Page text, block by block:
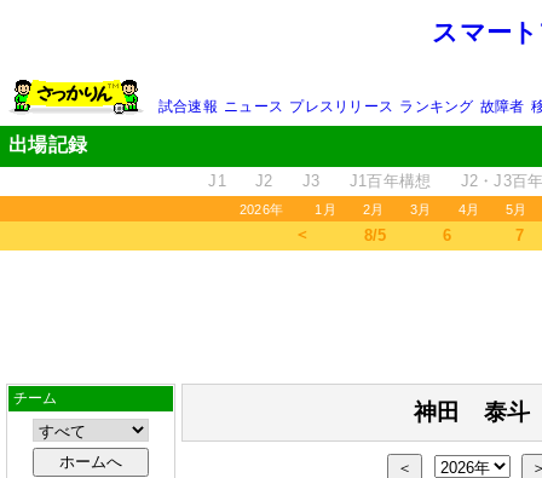
スマー
試合速報 ニュース プレスリリース ランキング 故障者
出場記録
J1 J2 J3 J1百年構想 J2・J3百
2026年 1月 2月 3月 4月 5月
＜ 8/5 6 7
チーム
神田 泰斗
＜